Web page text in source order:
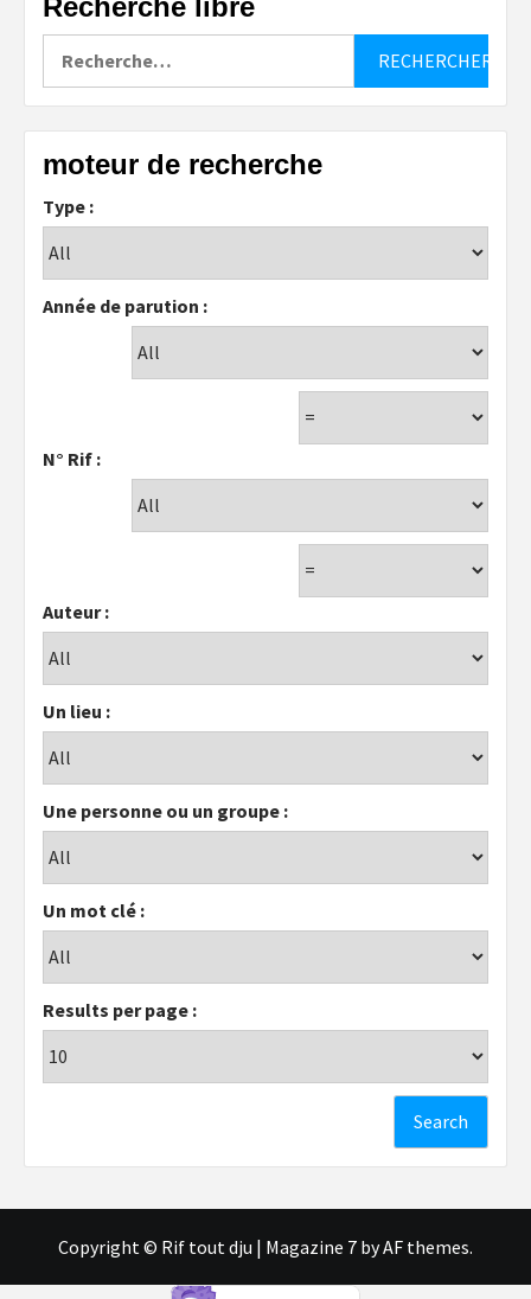
moteur de recherche
Type :
Année de parution :
N° Rif :
Auteur :
Un lieu :
Une personne ou un groupe :
Un mot clé :
Results per page :
Copyright © Rif tout dju | Magazine 7 by AF themes.